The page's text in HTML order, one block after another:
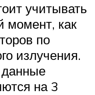
учитывать
момент, как
по
излучения.
на 3